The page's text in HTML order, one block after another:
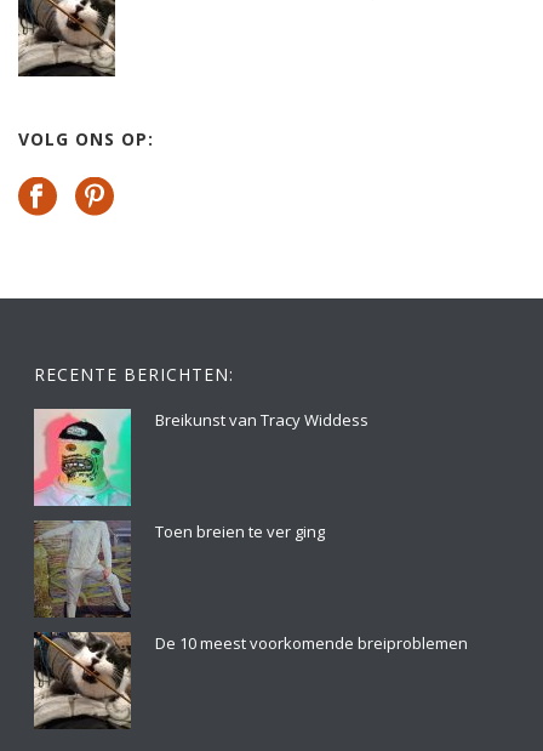
VOLG ONS OP:
RECENTE BERICHTEN:
Breikunst van Tracy Widdess
Toen breien te ver ging
De 10 meest voorkomende breiproblemen